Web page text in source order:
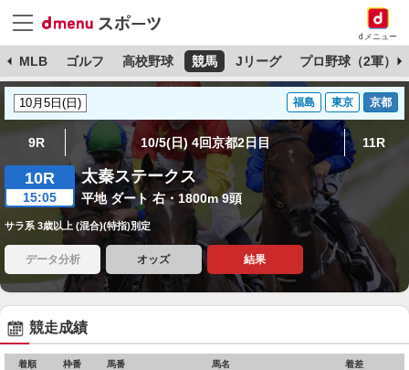
dメニュー
MLB ゴルフ 高校野球 競馬 Jリーグ プロ野球（2軍）
福島 東京 京都
9R 10/5(日) 4回京都2日目 11R
10R
15:05
太秦ステークス
平地 ダート 右・1800m 9頭
サラ系 3歳以上 (混合)(特指)別定
データ分析 オッズ 結果
競走成績
着順 枠番 馬番 馬名 着差